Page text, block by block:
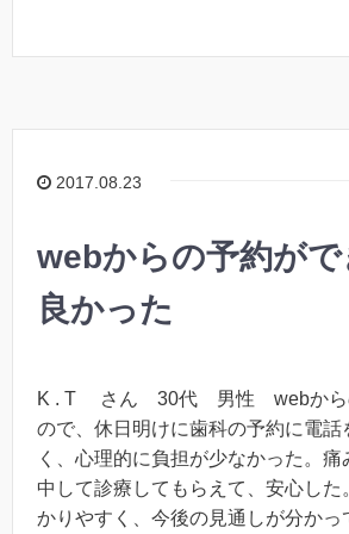
2017.08.23
webからの予約が
良かった
K . T さん 30代 男性 webから
ので、休日明けに歯科の予約に電話
く、心理的に負担が少なかった。
中して診療してもらえて、安心した
かりやすく、今後の見通しが分かっ